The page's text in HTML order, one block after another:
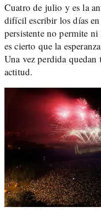
Cuatro de julio y es la
difícil escribir los días
persistente no permite
es cierto que la
Una vez perdida
actitud.